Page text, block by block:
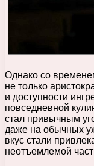
Однако со
не только
и доступности
повседневной
стал привычным
даже на обычных
вкус стали
неотъемлемой